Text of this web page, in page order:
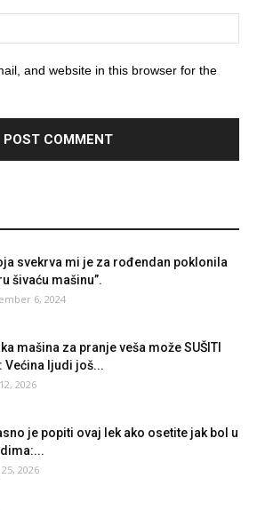
and website in this browser for the
svekrva mi je za rođendan poklonila
šivaću mašinu”.
6, 2024
mašina za pranje veša može SUŠITI
Većina ljudi još...
2026
je popiti ovaj lek ako osetite jak bol u
2026